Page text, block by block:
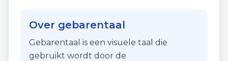
Over gebarentaal
Gebarentaal is een visuele taal die
gebruikt wordt door de